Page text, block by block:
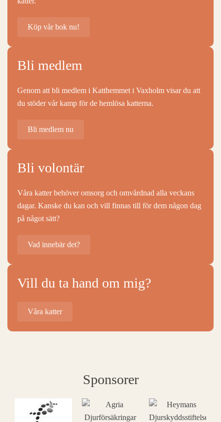
Köp vår bok nu!
Bli medlem
Genom att bli medlem i Katthemmet i Vaxholm visar du att
du stöder vår kamp för de hemlösa katterna.
Bli medlem nu
Bli volontär
Våra katter behöver omsorg och omvårdnad alla veckans
dagar. Kanske du kan och vill finnas till för dem någon dag
på något sätt?
Vad innebär det?
Vill du ta hand om mig?
Våra katter
Sponsorer